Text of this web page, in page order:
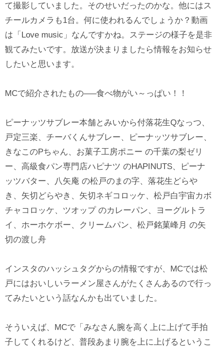
て撮影していました。そのせいだったのかな。他にはス
チールカメラも1台。何に使われるんでしょうか？動画
は「Love music」なんですかね。ステージの様子を是非
観てみたいです。放送が決まりましたら情報をお知らせ
したいと思います。
MCで紹介されたもの—–食べ物がい～っぱい！！
ピーナッツサブレー本舗とみいから付落花生Qなっつ、
戸定三楽、チーバくんサブレー、ピーナッツサブレー、
きなこのPちゃん、お菓子工房ポニー の千葉の梨ゼリ
ー、高級食パン専門店ハピナツ のHAPINUTS、ピーナ
ッツバター、八矢庵 の松戸のまの字、落花生どらや
き、矢切どらやき、矢切ネギコロッケ、松戸白宇宙カボ
チャコロッケ、ツオップ のカレーパン、ヨーグルトラ
イ、ホーホケボー、クリームパン、松戸銘菓峰月 の矢
切の渡し舟
インスタのハッシュタグからの情報ですが、MCでは松
戸にはおいしいラーメン屋さんがたくさんあるので行っ
てみたいという話なんかも出ていました。
そういえば、MCで「みなさん腕を高く上に上げて手拍
子してくれるけど、普段あまり腕を上に上げるというこ